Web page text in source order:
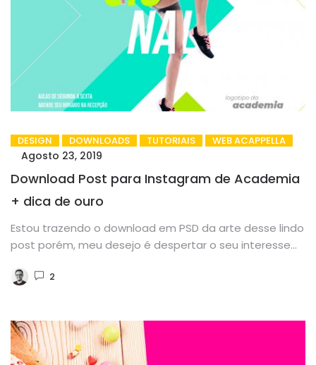
DESIGN DOWNLOADS TUTORIAIS WEB ACAPPELLA
Agosto 23, 2019
Download Post para Instagram de Academia
+ dica de ouro
Estou trazendo o download em PSD da arte desse lindo
post porém, meu desejo é despertar o seu interesse...
2